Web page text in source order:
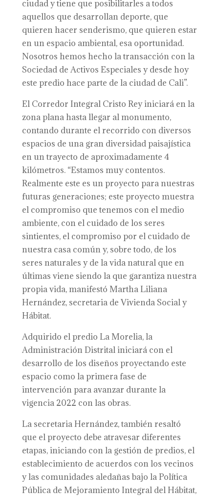
ciudad y tiene que posibilitarles a todos
aquellos que desarrollan deporte, que
quieren hacer senderismo, que quieren estar
en un espacio ambiental, esa oportunidad.
Nosotros hemos hecho la transacción con la
Sociedad de Activos Especiales y desde hoy
este predio hace parte de la ciudad de Cali”.
El Corredor Integral Cristo Rey iniciará en la
zona plana hasta llegar al monumento,
contando durante el recorrido con diversos
espacios de una gran diversidad paisajística
en un trayecto de aproximadamente 4
kilómetros. “Estamos muy contentos.
Realmente este es un proyecto para nuestras
futuras generaciones; este proyecto muestra
el compromiso que tenemos con el medio
ambiente, con el cuidado de los seres
sintientes, el compromiso por el cuidado de
nuestra casa común y, sobre todo, de los
seres naturales y de la vida natural que en
últimas viene siendo la que garantiza nuestra
propia vida, manifestó Martha Liliana
Hernández, secretaria de Vivienda Social y
Hábitat.
Adquirido el predio La Morelia, la
Administración Distrital iniciará con el
desarrollo de los diseños proyectando este
espacio como la primera fase de
intervención para avanzar durante la
vigencia 2022 con las obras.
La secretaria Hernández, también resaltó
que el proyecto debe atravesar diferentes
etapas, iniciando con la gestión de predios, el
establecimiento de acuerdos con los vecinos
y las comunidades aledañas bajo la Política
Pública de Mejoramiento Integral del Hábitat,